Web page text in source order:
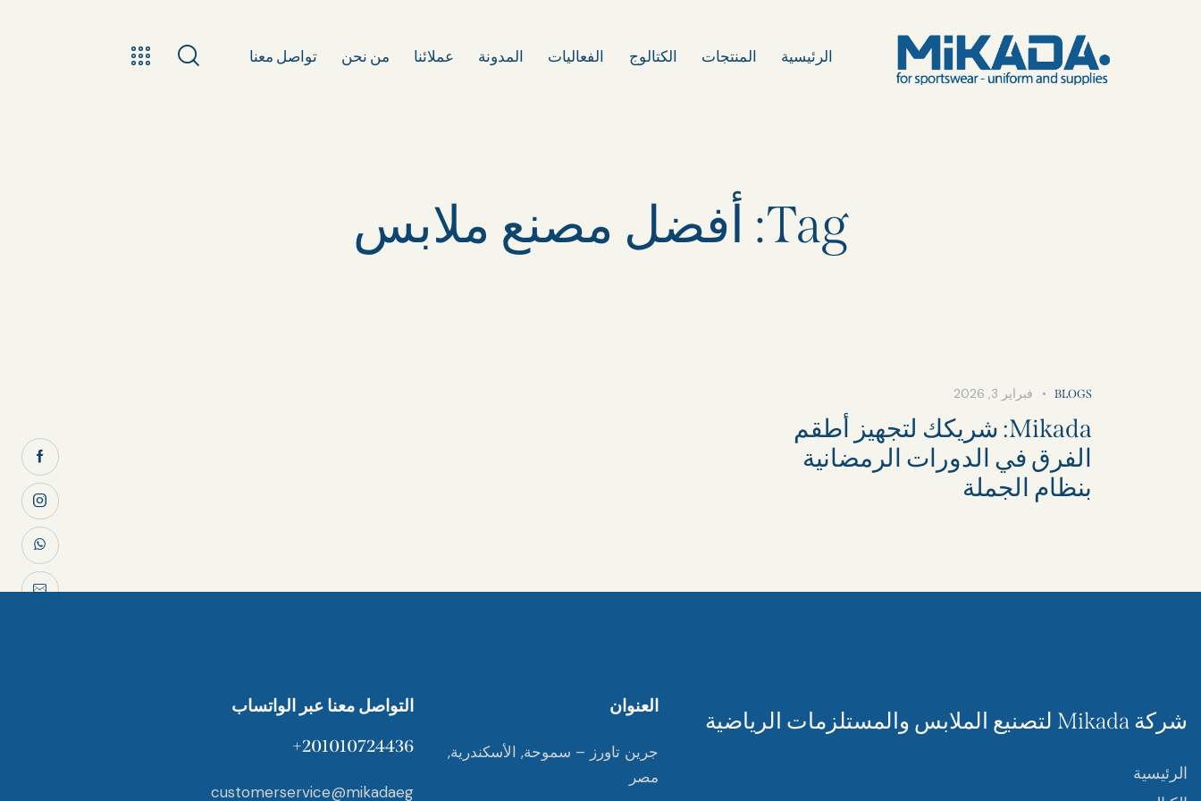
الرئيسية المنتجات الكتالوج الفعاليات المدونة عملائنا من نحن تواصل معنا
Tag: أفضل مصنع ملابس
BLOGS فبراير 3, 2026
Mikada: شريكك لتجهيز أطقم
الفرق في الدورات الرمضانية
بنظام الجملة
شركة Mikada لتصنيع الملابس والمستلزمات الرياضية
الرئيسية
العنوان
جرين تاورز – سموحة, الأسكندرية,
مصر
التواصل معنا عبر الواتساب
201010724436+
customerservice@mikadaeg